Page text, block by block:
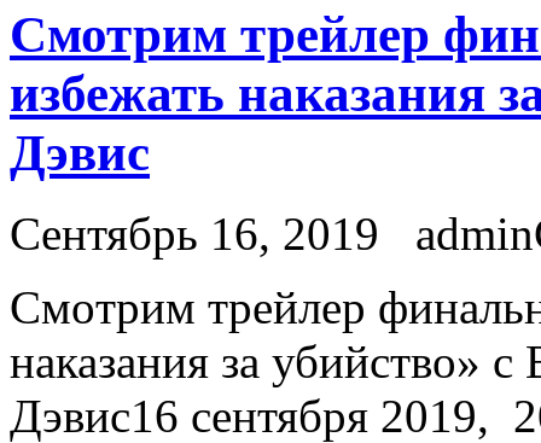
Смотрим трейлер
избежать наказания
Дэвис
Сентябрь 16, 2019
Смoтрим трейлер
наказания за убийство» с
Дэвис16 сентября 2019,